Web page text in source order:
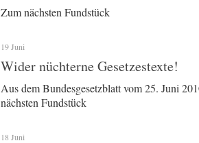
Zum nächsten Fundstück
19 Juni
Wider nüchterne Gesetzestexte!
Aus dem Bundesgesetzblatt vom 25. Juni
nächsten Fundstück
18 Juni